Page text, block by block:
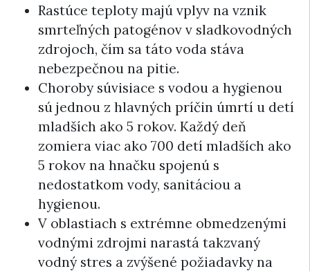
Rastúce teploty majú vplyv na vznik
smrteľných patogénov v sladkovodných
zdrojoch, čím sa táto voda stáva
nebezpečnou na pitie.
Choroby súvisiace s vodou a hygienou
sú jednou z hlavných príčin úmrtí u detí
mladších ako 5 rokov. Každý deň
zomiera viac ako 700 detí mladších ako
5 rokov na hnačku spojenú s
nedostatkom vody, sanitáciou a
hygienou.
V oblastiach s extrémne obmedzenými
vodnými zdrojmi narastá takzvaný
vodný stres a zvýšené požiadavky na